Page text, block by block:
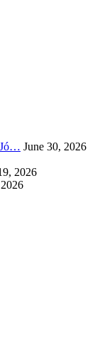
Jó… June 30, 2026
2026